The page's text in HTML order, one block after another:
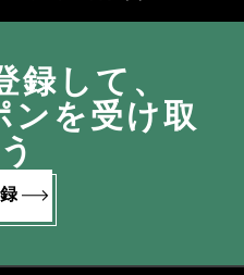
録して、
ンを受け取